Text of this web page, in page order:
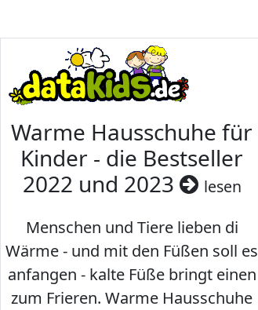
Warme Hausschuhe für
Kinder - die Bestseller
2022 und 2023
lesen
Menschen und Tiere lieben di
Wärme - und mit den Füßen soll es
anfangen - kalte Füße bringt einen
zum Frieren. Warme Hausschuhe